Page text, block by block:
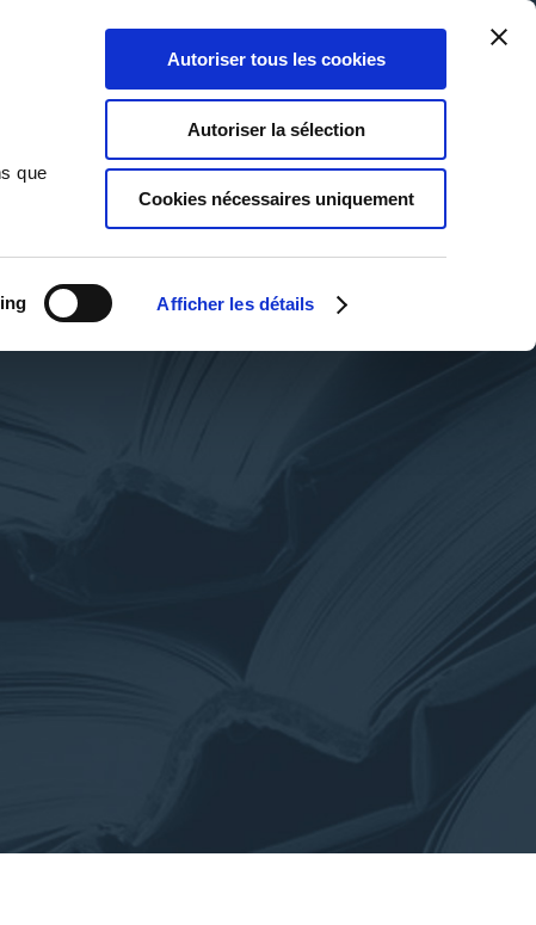
que
Afficher les détails
Autoriser tous les cookies
Autoriser la sélection
Cookies nécessaires uniquement
0
Panier
0
Ma liste
Connexion